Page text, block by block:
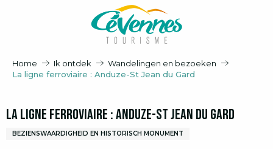
Home Ik ontdek
Wandelingen en bezoeken
La ligne ferroviaire : Anduze-St Jean du Gard
La ligne ferroviaire : Anduze-St Jean du Gard
BEZIENSWAARDIGHEID EN HISTORISCH MONUMENT